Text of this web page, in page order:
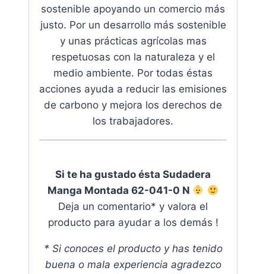
sostenible apoyando un comercio más
justo. Por un desarrollo más sostenible
y unas prácticas agrícolas mas
respetuosas con la naturaleza y el
medio ambiente. Por todas éstas
acciones ayuda a reducir las emisiones
de carbono y mejora los derechos de
los trabajadores.
Si te ha gustado ésta Sudadera
Manga Montada 62-041-0 N
Deja un comentario* y valora el
producto para ayudar a los demás !
* Si conoces el producto y has tenido
buena o mala experiencia agradezco